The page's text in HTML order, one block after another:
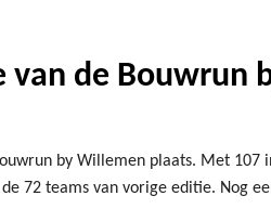
van de Bouwrun
by Willemen plaats. Met 107
72 teams van vorige editie. Nog